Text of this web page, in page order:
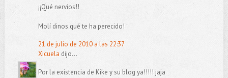
¡¡Qué nervios!!
Molí dinos qué te ha perecido!
21 de julio de 2010 a las 22:37
Xicuela dijo...
Por la existencia de Kike y su blog ya!!!!! jaja